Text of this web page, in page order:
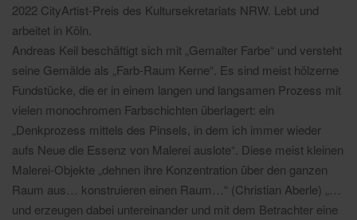
2022 CityArtist-Preis des Kultursekretariats NRW. Lebt und
arbeitet in Köln.
Andreas Keil beschäftigt sich mit „Gemalter Farbe“ und versteht
seine Gemälde als „Farb-Raum Kerne“. Es sind meist hölzerne
Fundstücke, die er in einem langen und langsamen Prozess mit
vielen monochromen Farbschichten überlagert: ein
„Denkprozess mittels des Pinsels, in dem ich immer wieder
aufs Neue die Essenz von Malerei auslote“. Diese meist kleinen
Malerei-Objekte „dehnen ihre Konzentration über den ganzen
Raum aus… konstruieren einen Raum…“ (Christian Aberle) „…
und erzeugen dabei untereinander und mit dem Betrachter eine